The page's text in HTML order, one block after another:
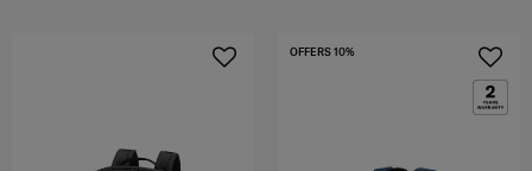
OFFERS 10%